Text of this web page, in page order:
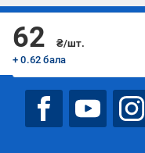
62
₴/шт.
+ 0.62 бала
Підписуйтесь, щоб